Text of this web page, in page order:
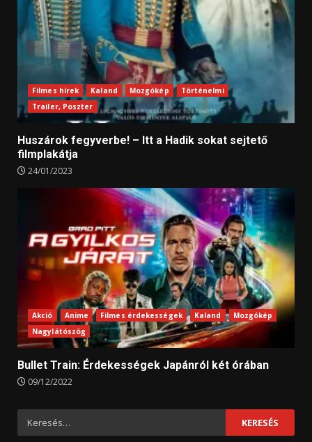
Filmes hírek Kaland Mozgókép
Történelmi
Trailer, Poszter
Huszárok fegyverbe! – Itt a Hadik sokat sejtető
filmplakátja
24/01/2023
Akció Anime Filmes érdekességek Kaland
Mozgókép
Nagylátószög
Bullet Train: Érdekességek Japánról két órában
09/12/2022
Keresés: